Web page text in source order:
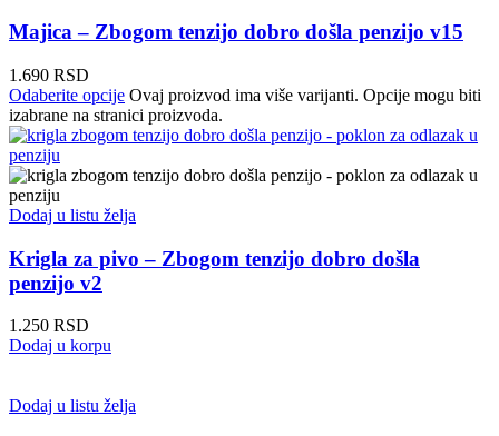
Majica – Zbogom tenzijo dobro došla penzijo v15
1.690 RSD
Odaberite opcije Ovaj proizvod ima više varijanti. Opcije mogu biti
izabrane na stranici proizvoda.
Dodaj u listu želja
Krigla za pivo – Zbogom tenzijo dobro došla
penzijo v2
1.250 RSD
Dodaj u korpu
Dodaj u listu želja